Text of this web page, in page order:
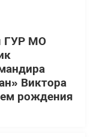
ГУР МО
Виктора
рождения